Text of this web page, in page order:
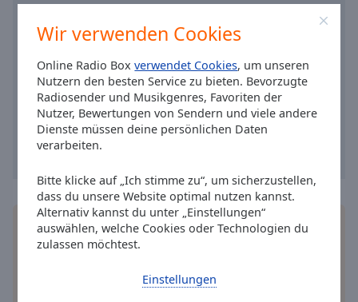
Wir verwenden Cookies
Online Radio Boxverwendet Cookies, um unseren
Nutzern den besten Service zu bieten. Bevorzugte
Radiosender und Musikgenres, Favoriten der
Nutzer, Bewertungen von Sendern und viele andere
Dienste müssen deine persönlichen Daten
verarbeiten.
Bitte klicke auf „Ich stimme zu“, um sicherzustellen,
dass du unsere Website optimal nutzen kannst.
Alternativ kannst du unter „Einstellungen“
auswählen, welche Cookies oder Technologien du
zulassen möchtest.
Einstellungen
Background
Opacity
Installieren Sie gratisGratisappauf Ihrem
Smartphone die Online Radio Box-App und hören
wollen.